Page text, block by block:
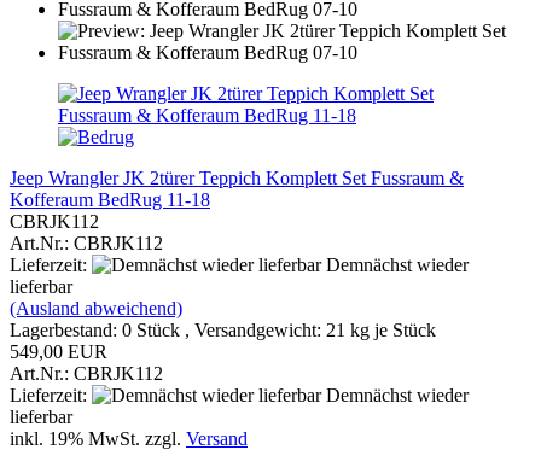
Jeep Wrangler JK 2türer Teppich Komplett Set Fussraum &
Kofferaum BedRug 11-18
CBRJK112
Art.Nr.: CBRJK112
Lieferzeit:
Demnächst wieder
lieferbar
(Ausland abweichend)
Lagerbestand: 0 Stück , Versandgewicht: 21 kg je Stück
549,00 EUR
Art.Nr.: CBRJK112
Lieferzeit:
Demnächst wieder
lieferbar
inkl. 19% MwSt. zzgl. Versand